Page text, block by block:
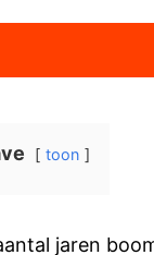
toon
jaren